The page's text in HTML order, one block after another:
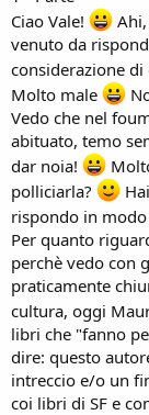
Ciao Vale!
venuto da
considerazione
Molto male
Vedo che nel
abituato, temo
dar noia!
polliciarla?
rispondo in
Per quanto
perchè vedo con
praticamente
cultura, oggi
libri che "fanno
dire: questo
intreccio e/o un
coi libri di SF e